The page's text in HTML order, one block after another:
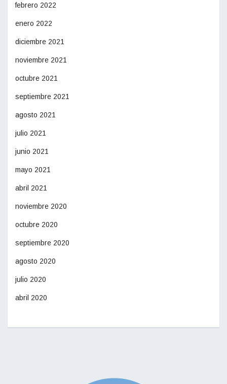
febrero 2022
enero 2022
diciembre 2021
noviembre 2021
octubre 2021
septiembre 2021
agosto 2021
julio 2021
junio 2021
mayo 2021
abril 2021
noviembre 2020
octubre 2020
septiembre 2020
agosto 2020
julio 2020
abril 2020